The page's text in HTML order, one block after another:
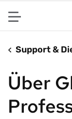
Menu
Support &
Über